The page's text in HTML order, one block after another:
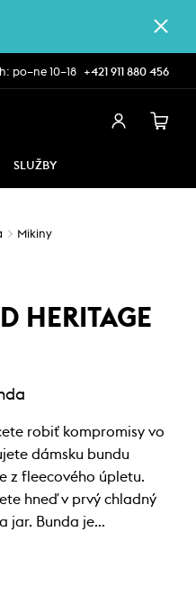
po–ne 10–18 +421 911 880 456
SLUŽBY
Mikiny
HERITAGE
robiť kompromisy vo
dámsku bundu
z fleecového úpletu.
hneď v prvý chladný
jar. Bunda je…